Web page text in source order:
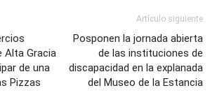
Alta Gracia
de una
Pizzas
Artículo siguiente
Posponen la jornada abierta
de las instituciones de
discapacidad en la explanada
del Museo de la Estancia